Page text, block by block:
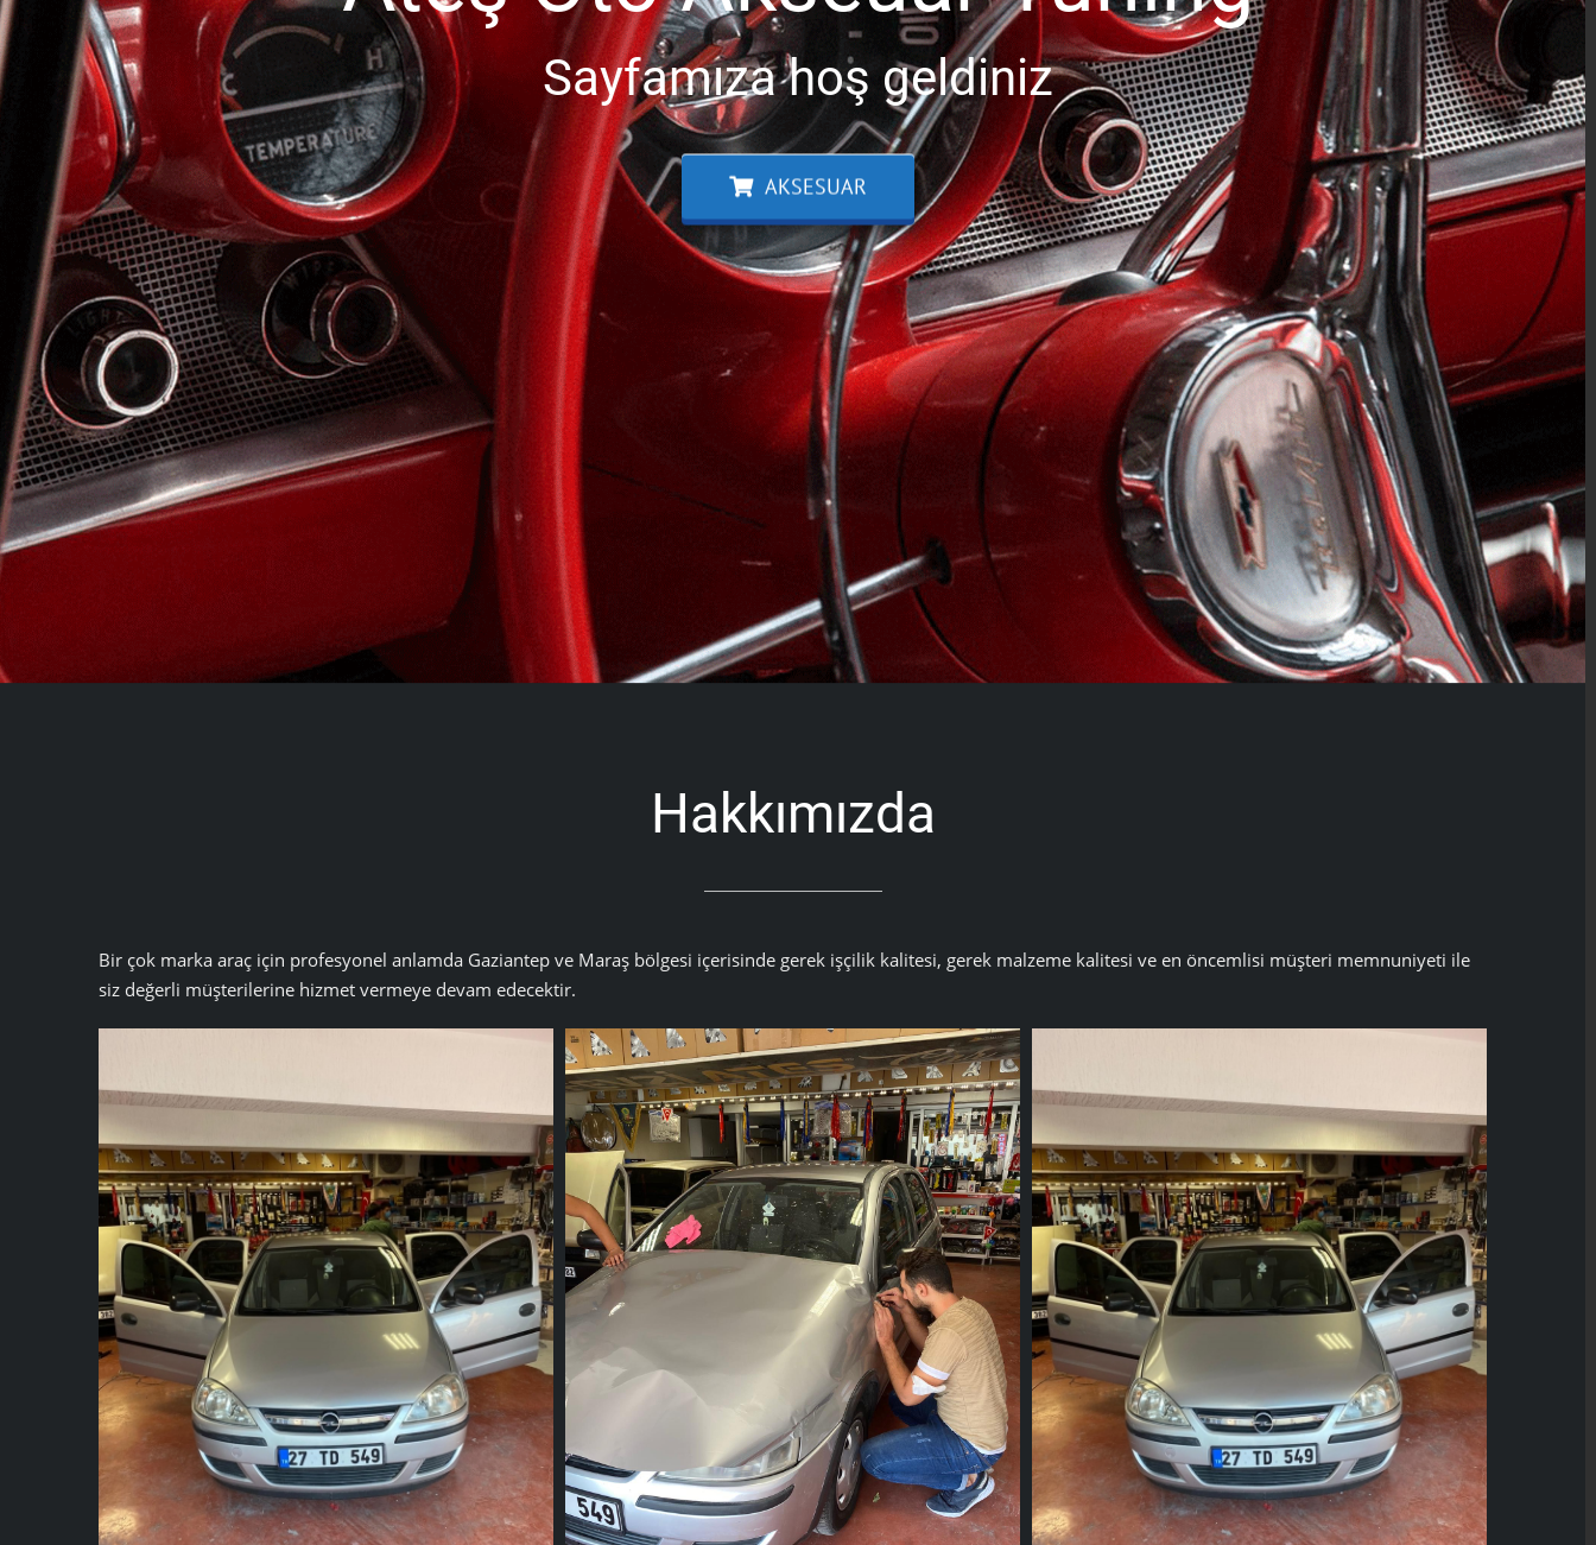
Sayfamıza hoş geldiniz
AKSESUAR
Hakkımızda
Bir çok marka araç için profesyonel anlamda Gaziantep ve Maraş bölgesi içerisinde gerek işçilik kalitesi, gerek malzeme kalitesi ve en öncemlisi müşteri memnuniyeti ile
siz değerli müşterilerine hizmet vermeye devam edecektir.